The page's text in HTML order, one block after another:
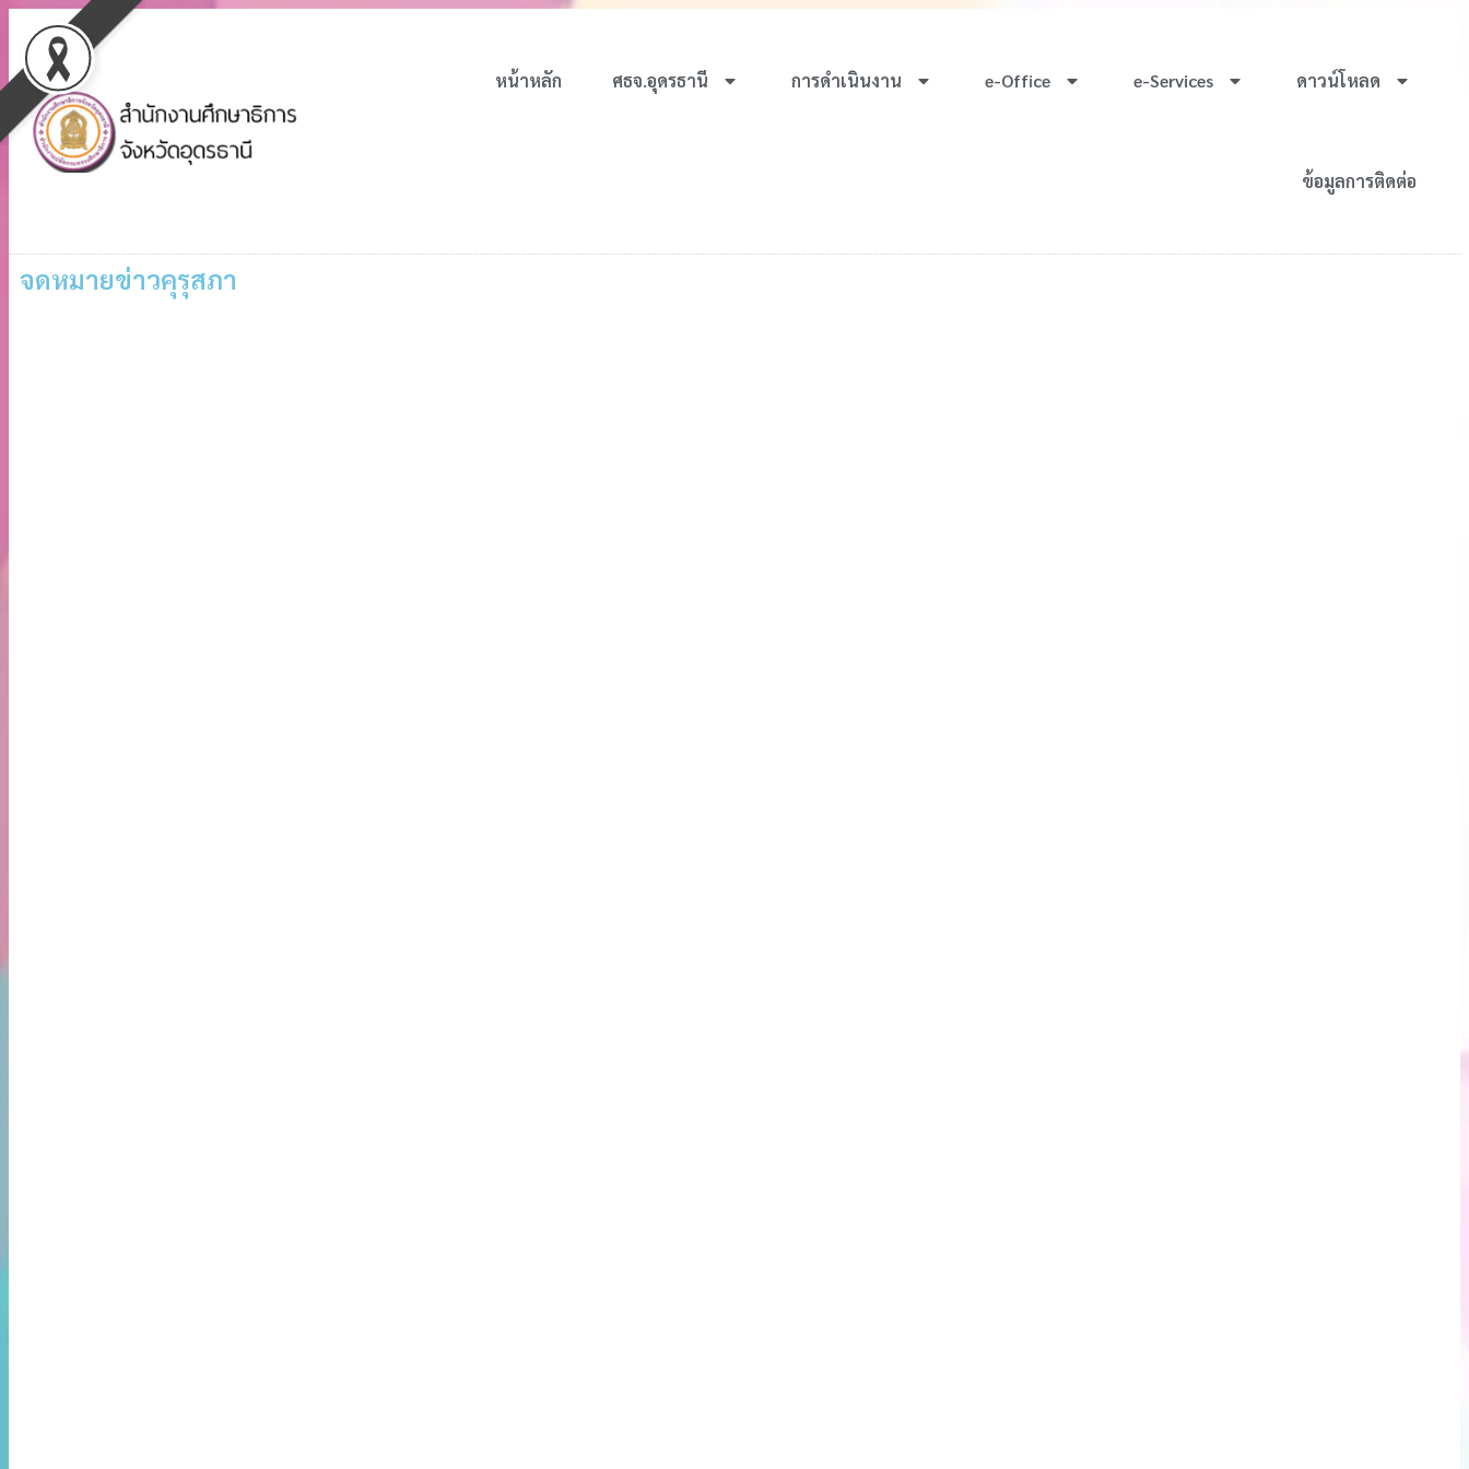
หน้าหลัก ศธจ.อุดรธานี การดำเนินงาน e-Office e-Services ดาวน์โหลด
ข้อมูลการติดต่อ
จดหมายข่าวคุรุสภา